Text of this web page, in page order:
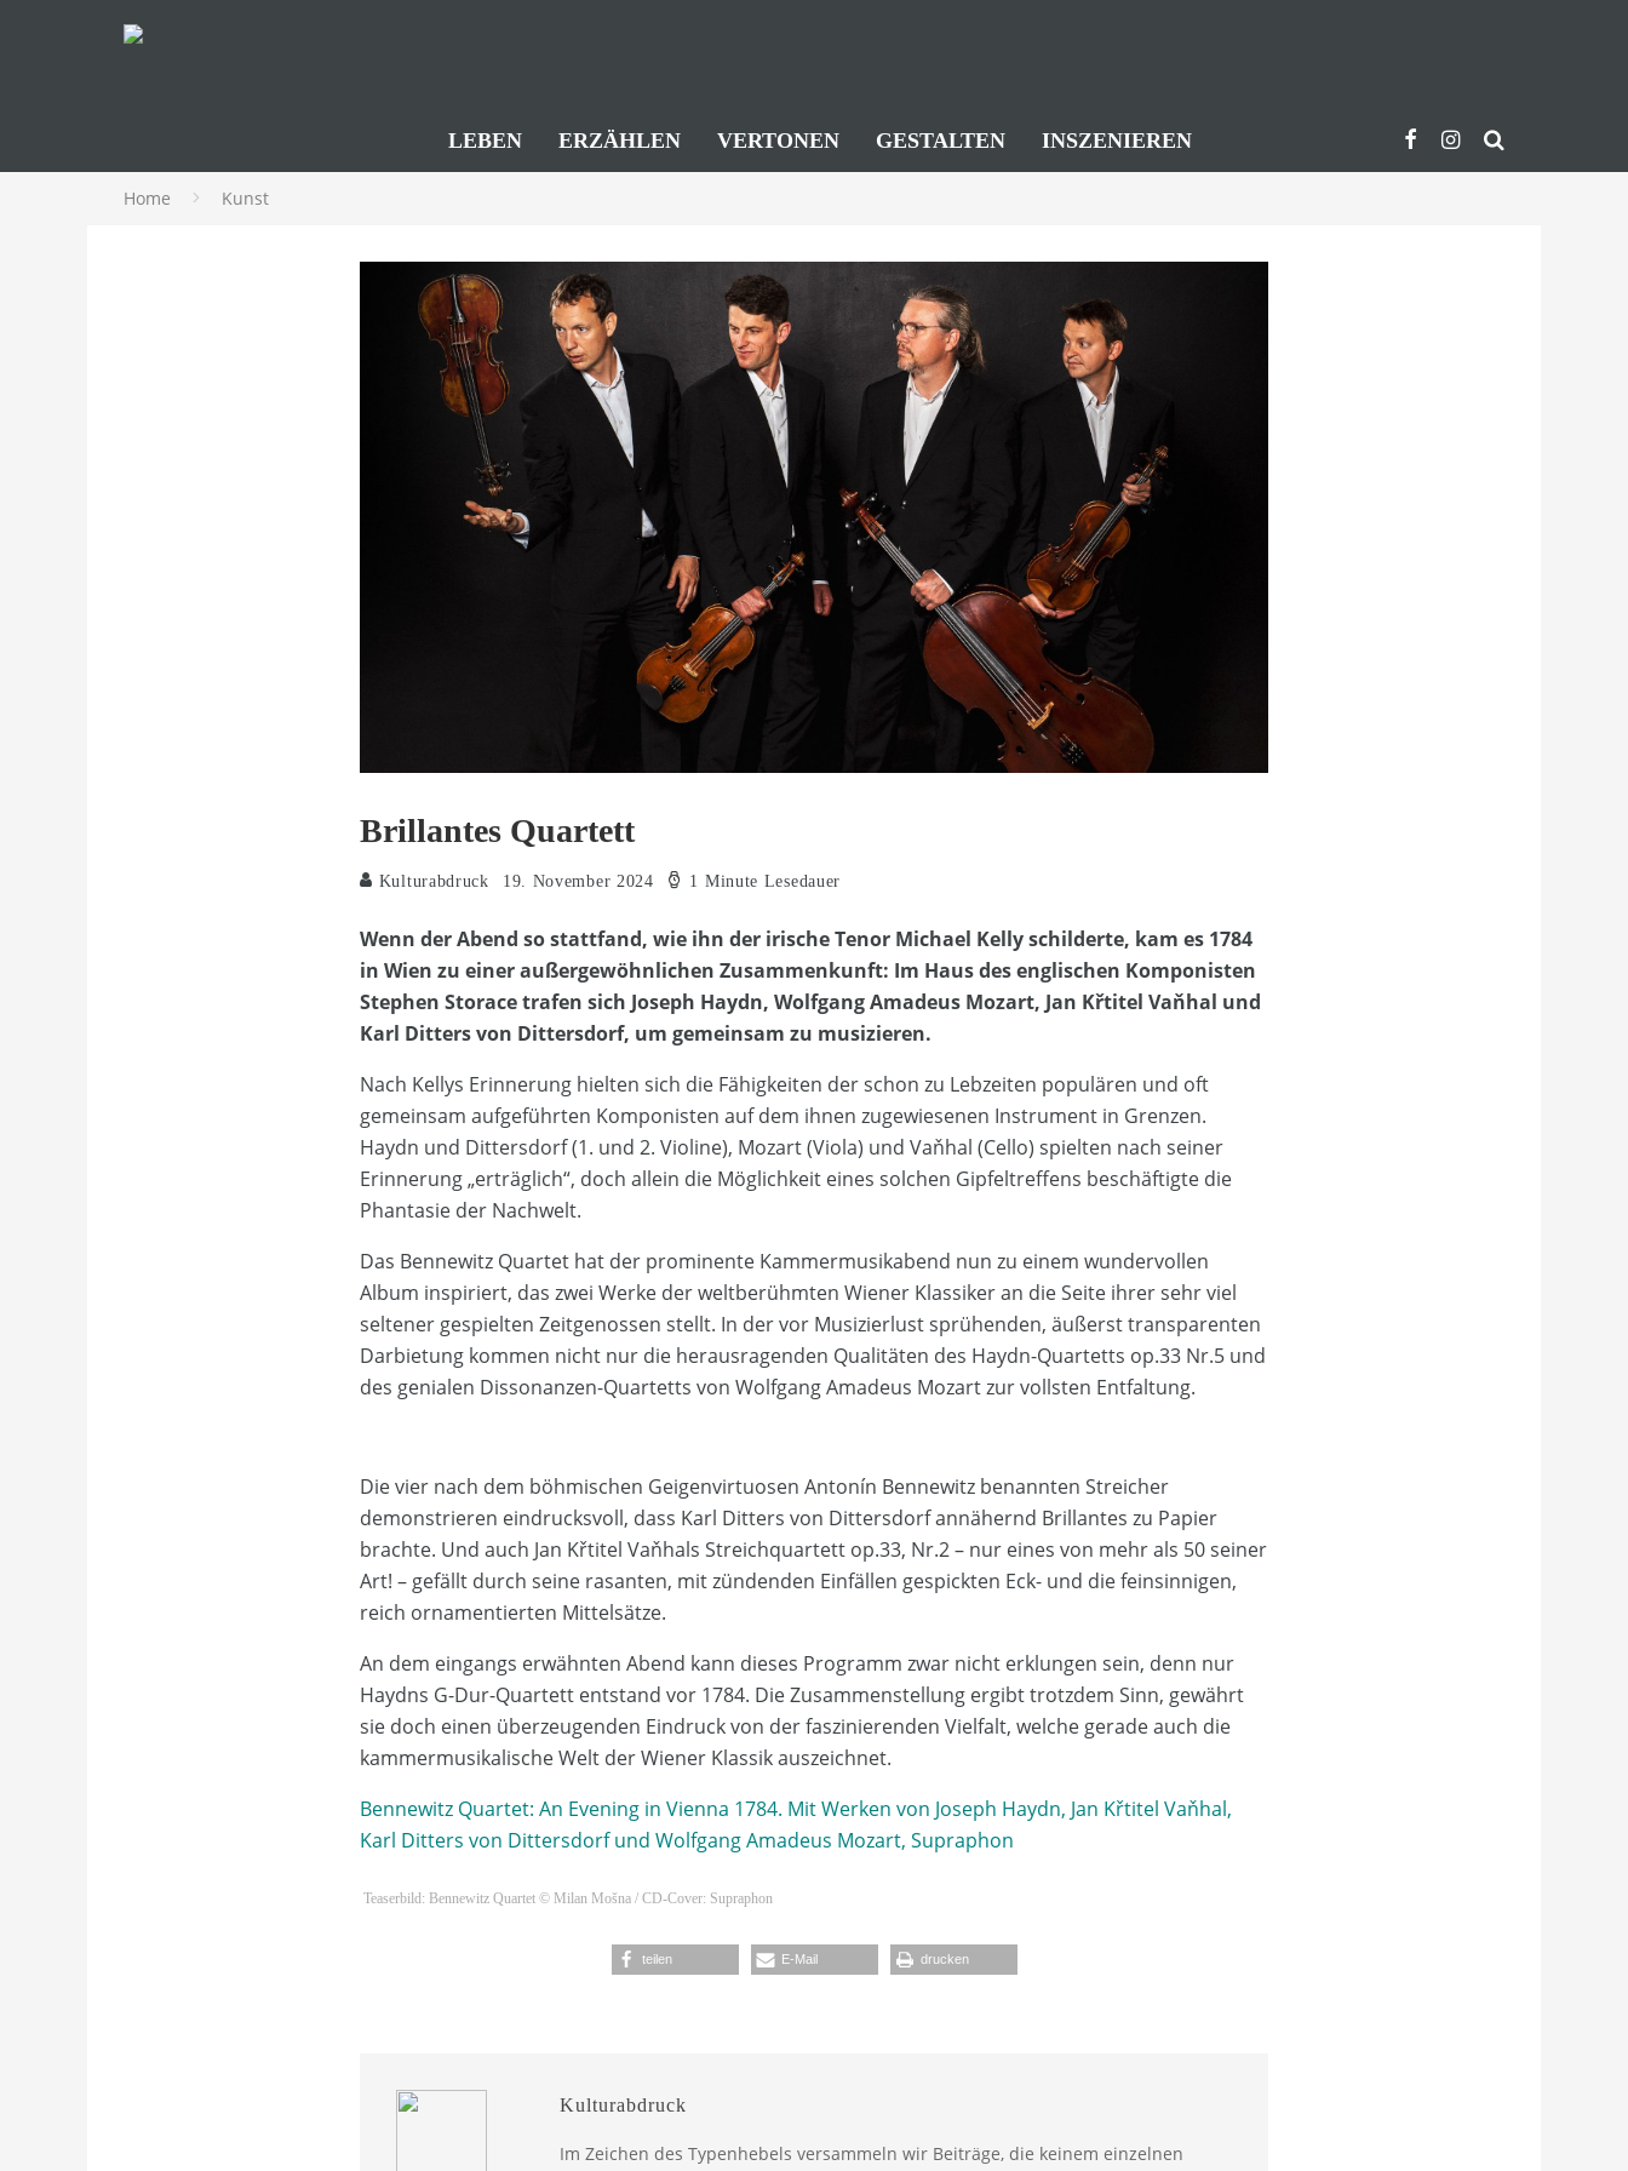
LEBEN ERZÄHLEN VERTONEN GESTALTEN INSZENIEREN
Home Kunst
Brillantes Quartett
Kulturabdruck 19. November 2024 1 Minute Lesedauer
Wenn der Abend so stattfand, wie ihn der irische Tenor Michael Kelly schilderte, kam es 1784
in Wien zu einer außergewöhnlichen Zusammenkunft: Im Haus des englischen Komponisten
Stephen Storace trafen sich Joseph Haydn, Wolfgang Amadeus Mozart, Jan Křtitel Vaňhal und
Karl Ditters von Dittersdorf, um gemeinsam zu musizieren.
Nach Kellys Erinnerung hielten sich die Fähigkeiten der schon zu Lebzeiten populären und oft
gemeinsam aufgeführten Komponisten auf dem ihnen zugewiesenen Instrument in Grenzen.
Haydn und Dittersdorf (1. und 2. Violine), Mozart (Viola) und Vaňhal (Cello) spielten nach seiner
Erinnerung „erträglich“, doch allein die Möglichkeit eines solchen Gipfeltreffens beschäftigte die
Phantasie der Nachwelt.
Das Bennewitz Quartet hat der prominente Kammermusikabend nun zu einem wundervollen
Album inspiriert, das zwei Werke der weltberühmten Wiener Klassiker an die Seite ihrer sehr viel
seltener gespielten Zeitgenossen stellt. In der vor Musizierlust sprühenden, äußerst transparenten
Darbietung kommen nicht nur die herausragenden Qualitäten des Haydn-Quartetts op.33 Nr.5 und
des genialen Dissonanzen-Quartetts von Wolfgang Amadeus Mozart zur vollsten Entfaltung.
Die vier nach dem böhmischen Geigenvirtuosen Antonín Bennewitz benannten Streicher
demonstrieren eindrucksvoll, dass Karl Ditters von Dittersdorf annähernd Brillantes zu Papier
brachte. Und auch Jan Křtitel Vaňhals Streichquartett op.33, Nr.2 – nur eines von mehr als 50 seiner
Art! – gefällt durch seine rasanten, mit zündenden Einfällen gespickten Eck- und die feinsinnigen,
reich ornamentierten Mittelsätze.
An dem eingangs erwähnten Abend kann dieses Programm zwar nicht erklungen sein, denn nur
Haydns G-Dur-Quartett entstand vor 1784. Die Zusammenstellung ergibt trotzdem Sinn, gewährt
sie doch einen überzeugenden Eindruck von der faszinierenden Vielfalt, welche gerade auch die
kammermusikalische Welt der Wiener Klassik auszeichnet.
Bennewitz Quartet: An Evening in Vienna 1784. Mit Werken von Joseph Haydn, Jan Křtitel Vaňhal,
Karl Ditters von Dittersdorf und Wolfgang Amadeus Mozart, Supraphon
Teaserbild: Bennewitz Quartet © Milan Mošna / CD-Cover: Supraphon
teilen E-Mail drucken
Kulturabdruck
Im Zeichen des Typenhebels versammeln wir Beiträge, die keinem einzelnen